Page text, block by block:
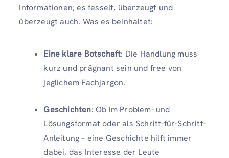
Informationen; es fesselt, überzeugt und
überzeugt auch. Was es beinhaltet:
Eine klare Botschaft: Die Handlung muss
kurz und prägnant sein und free von
jeglichem Fachjargon.
Geschichten: Ob im Problem- und
Lösungsformat oder als Schritt-für-Schritt-
Anleitung – eine Geschichte hilft immer
dabei, das Interesse der Leute